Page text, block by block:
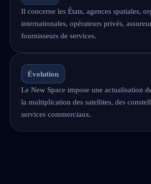
Il concerne les États, agences spatiales,
internationales, opérateurs privés,
fournisseurs de services.
Évolution
Le New Space impose une actualisation
la multiplication des satellites, des
services commerciaux.